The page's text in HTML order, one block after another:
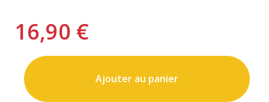
16,90 €
Ajouter au panier